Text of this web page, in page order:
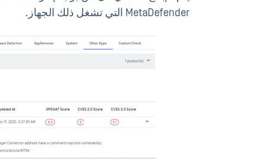
MetaDefender التي تشغل ذلك الجهاز.